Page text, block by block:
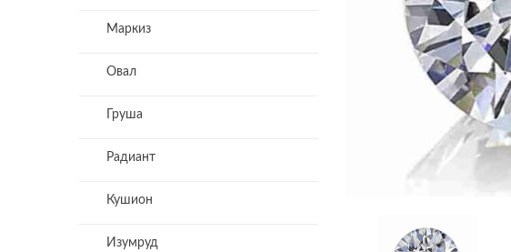
Маркиз
Овал
Груша
Радиант
Кушион
Изумруд